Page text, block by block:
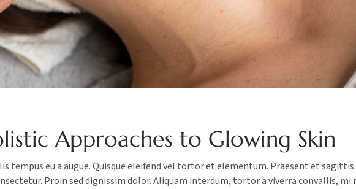
Approaches to Glowing Skin
tempus eu a augue. Quisque eleifend vel tortor et elementum. Praesent et sagittis
Proin sed dignissim dolor. Aliquam interdum, tortor a viverra convallis, mi